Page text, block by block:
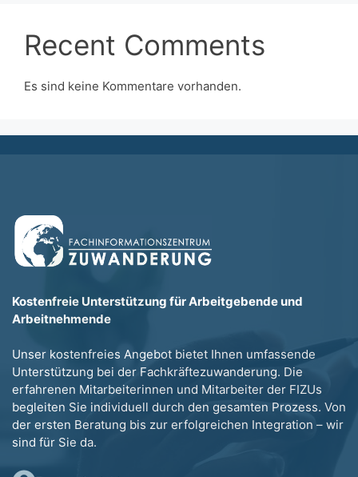
Recent Comments
Es sind keine Kommentare vorhanden.
Kostenfreie Unterstützung für Arbeitgebende und
Arbeitnehmende
Unser kostenfreies Angebot bietet Ihnen umfassende
Unterstützung bei der Fachkräftezuwanderung. Die
erfahrenen Mitarbeiterinnen und Mitarbeiter der FIZUs
begleiten Sie individuell durch den gesamten Prozess. Von
der ersten Beratung bis zur erfolgreichen Integration – wir
sind für Sie da.